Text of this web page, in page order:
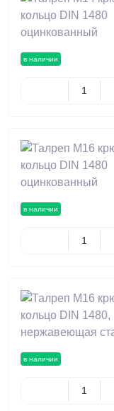
в наличии
в наличии
в наличии